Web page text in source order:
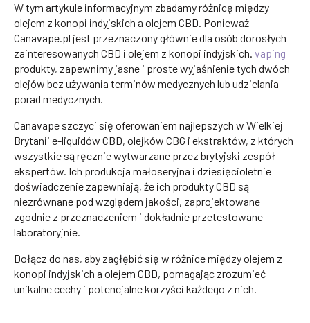
W tym artykule informacyjnym zbadamy różnicę między
olejem z konopi indyjskich a olejem CBD. Ponieważ
Canavape.pl jest przeznaczony głównie dla osób dorosłych
zainteresowanych CBD i olejem z konopi indyjskich. vaping
produkty, zapewnimy jasne i proste wyjaśnienie tych dwóch
olejów bez używania terminów medycznych lub udzielania
porad medycznych.
Canavape szczyci się oferowaniem najlepszych w Wielkiej
Brytanii e-liquidów CBD, olejków CBG i ekstraktów, z których
wszystkie są ręcznie wytwarzane przez brytyjski zespół
ekspertów. Ich produkcja małoseryjna i dziesięcioletnie
doświadczenie zapewniają, że ich produkty CBD są
niezrównane pod względem jakości, zaprojektowane
zgodnie z przeznaczeniem i dokładnie przetestowane
laboratoryjnie.
Dołącz do nas, aby zagłębić się w różnice między olejem z
konopi indyjskich a olejem CBD, pomagając zrozumieć
unikalne cechy i potencjalne korzyści każdego z nich.